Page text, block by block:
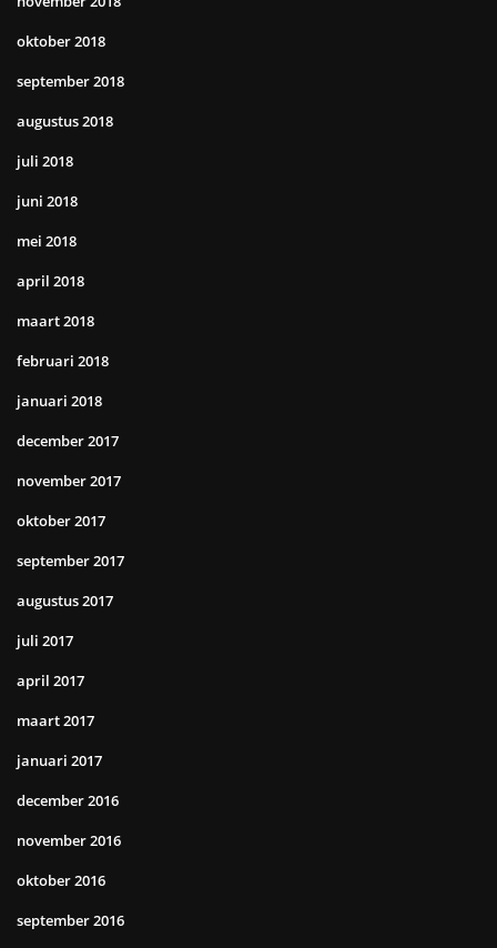
oktober 2018
september 2018
augustus 2018
juli 2018
juni 2018
mei 2018
april 2018
maart 2018
februari 2018
januari 2018
december 2017
november 2017
oktober 2017
september 2017
augustus 2017
juli 2017
april 2017
maart 2017
januari 2017
december 2016
november 2016
oktober 2016
september 2016